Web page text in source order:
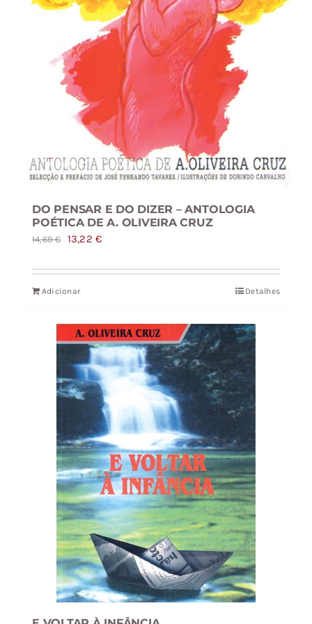
DO PENSAR E DO DIZER – ANTOLOGIA
POÉTICA DE A. OLIVEIRA CRUZ
14,69€
O
original
era:
13,22€O
atual
Adicionar Detalhes